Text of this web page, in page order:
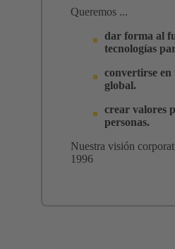
Queremos ...
dar forma al
tecnologías
convertirse en
global.
crear valores
personas.
Nuestra visión
1996